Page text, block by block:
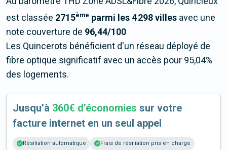
est classée 2715ème parmi les 4 298 villes avec une
note couverture de 96,44/100
Les Quincerots bénéficient d'un réseau déployé de
fibre optique significatif avec un accès pour 95,04%
des logements.
Jusqu’à 360€ d’économies sur votre
facture internet en un seul appel
Résiliation automatique
Frais de résiliation pris en charge